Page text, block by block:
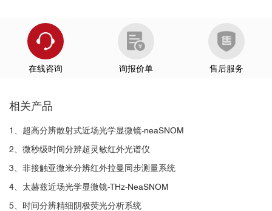
在线咨询 询报价单 售后服务
相关产品
1、超高分辨散射式近场光学显微镜-neaSNOM
2、微秒级时间分辨超灵敏红外光谱仪
3、非接触亚微米分辨红外拉曼同步测量系统
4、太赫兹近场光学显微镜-THz-NeaSNOM
5、时间分辨精细阴极荧光分析系统